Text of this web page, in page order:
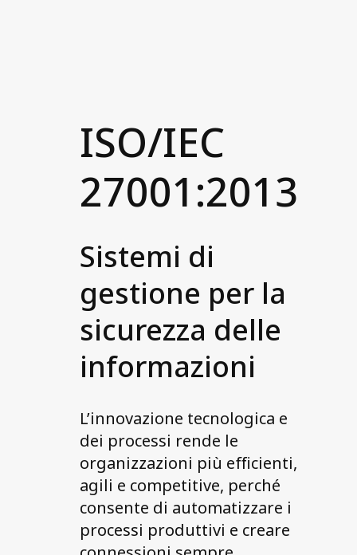
ISO/IEC
27001:2013
Sistemi di
gestione per la
sicurezza delle
informazioni
L’innovazione tecnologica e
dei processi rende le
organizzazioni più efficienti,
agili e competitive, perché
consente di automatizzare i
processi produttivi e creare